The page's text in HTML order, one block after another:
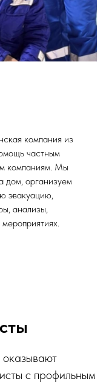
компания из
частным
компаниям. Мы
дом, организуем
эвакуацию,
анализы,
с профильным